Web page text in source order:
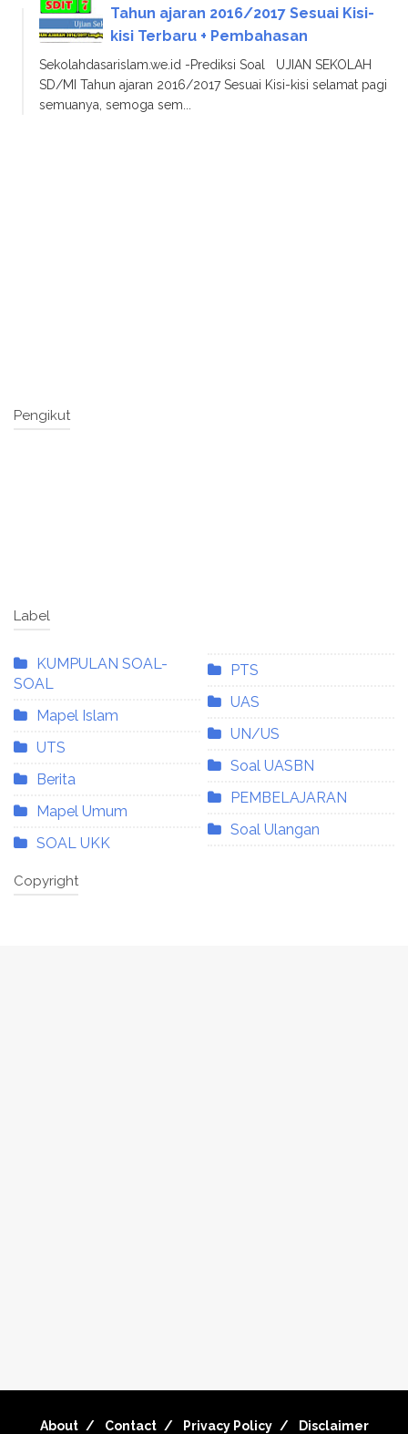
Tahun ajaran 2016/2017 Sesuai Kisi-
kisi Terbaru + Pembahasan
Sekolahdasarislam.we.id -Prediksi Soal UJIAN SEKOLAH
SD/MI Tahun ajaran 2016/2017 Sesuai Kisi-kisi selamat pagi
semuanya, semoga sem...
Pengikut
Label
KUMPULAN SOAL-
SOAL
Mapel Islam
UTS
Berita
Mapel Umum
SOAL UKK
PTS
UAS
UN/US
Soal UASBN
PEMBELAJARAN
Soal Ulangan
Copyright
About Contact Privacy Policy Disclaimer